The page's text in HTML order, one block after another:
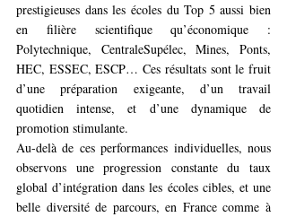
prestigieuses dans les écoles du Top 5 aussi bien
en filière scientifique qu’économique :
Polytechnique, CentraleSupélec, Mines, Ponts,
HEC, ESSEC, ESCP… Ces résultats sont le fruit
d’une préparation exigeante, d’un travail
quotidien intense, et d’une dynamique de
promotion stimulante.
Au-delà de ces performances individuelles, nous
observons une progression constante du taux
global d’intégration dans les écoles cibles, et une
belle diversité de parcours, en France comme à